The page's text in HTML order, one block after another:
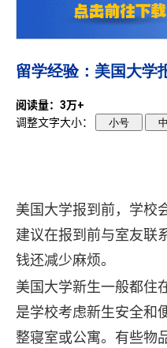
留学经验：美国大学
阅读量：3万+
调整文字大小：
小号
美国大学报到前，学校
建议在报到前与室友联
钱还减少麻烦。
美国大学新生一般都住
是学校考虑新生安全和
整寝室或公寓。有些物